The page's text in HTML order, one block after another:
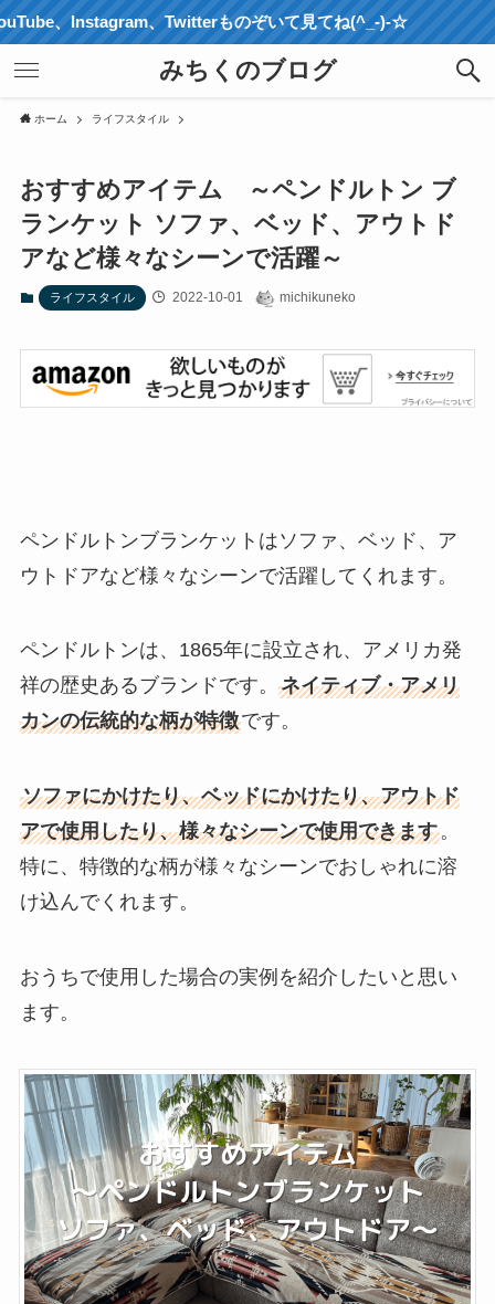
、Twitterものぞいて見てね(^_-)-☆
みちくのブログ
ホーム ライフスタイル
おすすめアイテム ～ペンドルトン ブ
ランケット ソファ、ベッド、アウトド
アなど様々なシーンで活躍～
ライフスタイル 2022-10-01 michikuneko
ペンドルトンブランケットはソファ、ベッド、ア
ウトドアなど様々なシーンで活躍してくれます。
ペンドルトンは、1865年に設立され、アメリカ発
祥の歴史あるブランドです。 ネイティブ・アメリ
カンの伝統的な柄が特徴です。
ソファにかけたり、ベッドにかけたり、アウトド
アで使用したり、様々なシーンで使用できます。
特に、特徴的な柄が様々なシーンでおしゃれに溶
け込んでくれます。
おうちで使用した場合の実例を紹介したいと思い
ます。